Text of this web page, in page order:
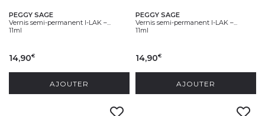
PEGGY SAGE
Vernis semi-permanent I-LAK –...
11ml
14,90€
AJOUTER
PEGGY SAGE
Vernis semi-permanent I-LAK –...
11ml
14,90€
AJOUTER